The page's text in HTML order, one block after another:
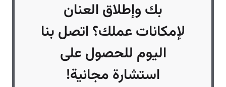
بك وإطلاق العنان
لإمكانات عملك؟ اتصل بنا
اليوم للحصول على
استشارة مجانية!